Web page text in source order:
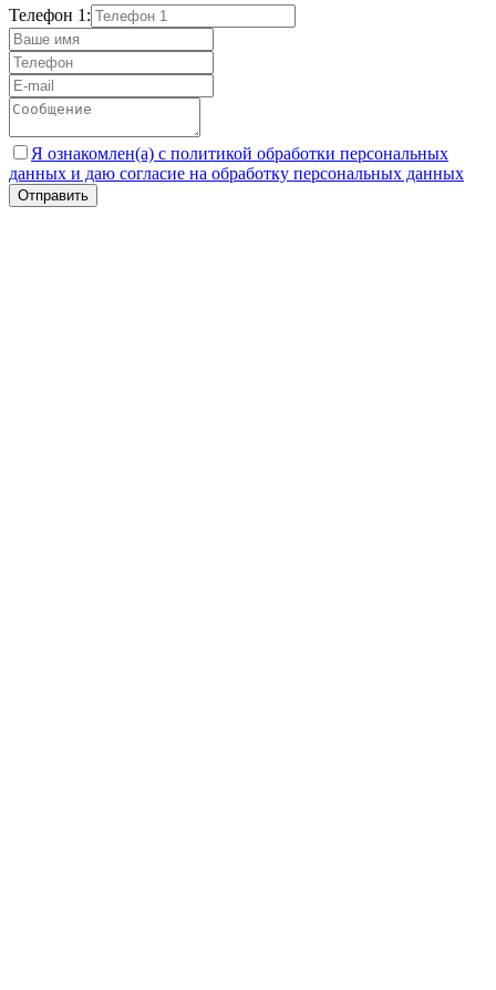
Телефон 1:
Я ознакомлен(а) с политикой обработки персональных
данных и даю согласие на обработку персональных данных